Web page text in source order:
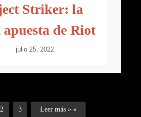
Striker: la
apuesta de Riot
julio 25, 2022
2 3 Leer más » »